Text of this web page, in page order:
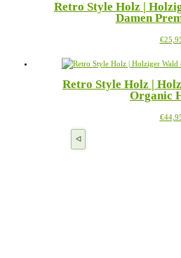
Retro Style Holz |
Damen
€
Retro Style Holz |
Organic
€